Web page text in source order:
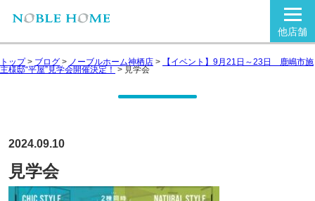
他店舗
トップ> ブログ > ノーブルホーム神栖店 > 【イベント】9月21日～23日 鹿嶋市施
主様邸“平屋”見学会開催決定！ > 見学会
2024.09.10
見学会